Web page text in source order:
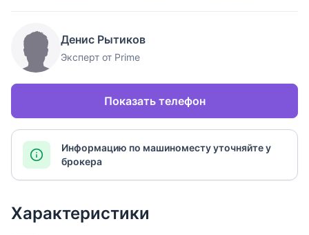
Денис Рытиков
Эксперт от Prime
Показать телефон
Информацию по машиноместу уточняйте у
брокера
Характеристики